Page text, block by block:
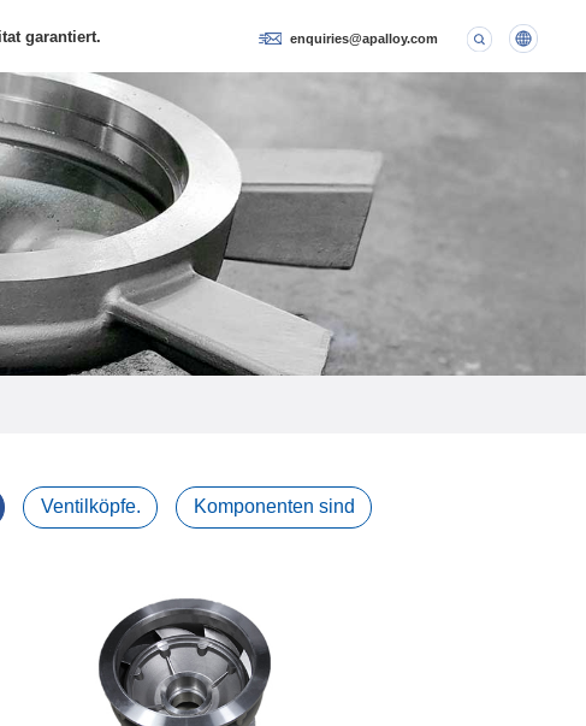
garantiert.
Vernetzt.
enquiries@apalloy.com
Ventilköpfe. Komponenten sind